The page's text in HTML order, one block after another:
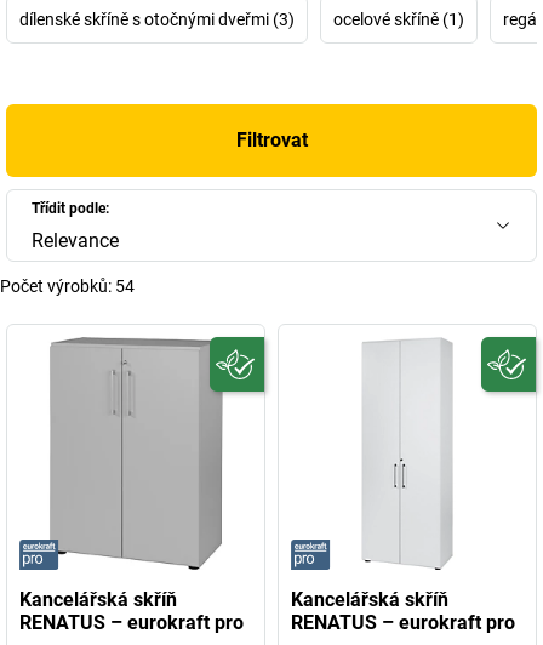
dílenské skříně s otočnými dveřmi (3) ocelové skříně (1)
Filtrovat
Třídit podle:
Relevance
Počet výrobků: 54
Kancelářská skříň
RENATUS – eurokraft pro
Kancelářská skříň
RENATUS – eurokraft pro